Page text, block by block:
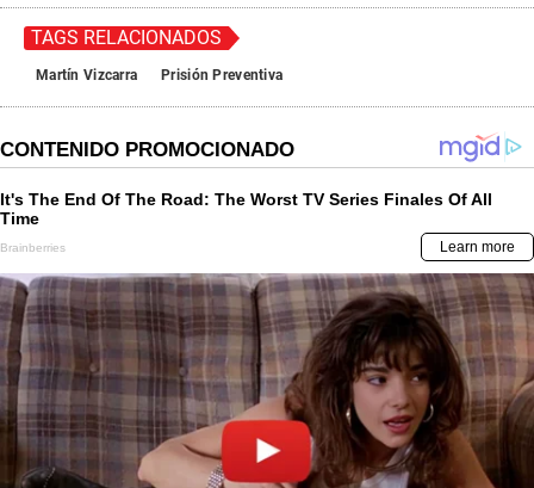
TAGS RELACIONADOS
Martín Vizcarra Prisión Preventiva